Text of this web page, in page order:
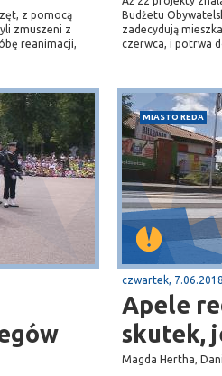
z pomocą
zmuszeni z
reanimacji,
Budżetu
zadecydują
czerwca, i potrwa
MIASTO REDA
czwartek, 7.06.2018
Apele
skutek,
Magda Hertha,